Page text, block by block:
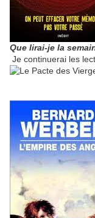
Que lirai-je la
Je continuerai les